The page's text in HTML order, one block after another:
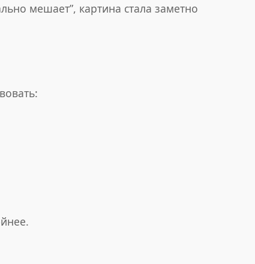
мешает”, картина стала заметно